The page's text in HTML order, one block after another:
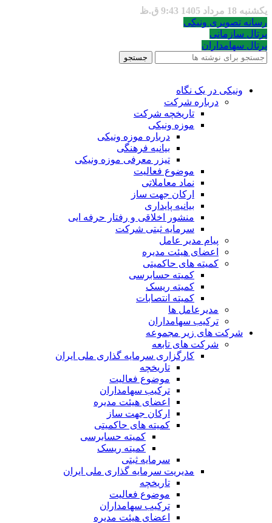
یکشنبه 18 مرداد 1405 9:43 ق.ظ
رسانه تصویری ونیکی
پرتال سازمانی
پرتال سهامداران
جستجو
ونیکی در یک نگاه
درباره شرکت
تاریخچه شرکت
موزه ونیکی
درباره موزه ونیکی
بیانیه فرهنگی
تیزر معرفی موزه ونیکی
موضوع فعالیت
نماد معاملاتی
ارکان جهت ساز
بیانیه پایداری
منشور اخلاقی و رفتار حرفه ایی
سرمایه ثبتی شرکت
پیام مدیر عامل
اعضای هیئت مدیره
کمیته های حاکمیتی
کمیته حسابرسی
کمیته ریسک
کمیته انتصابات
مدیرعامل ها
ترکیب سهامداران
شرکت های زیر مجموعه
شرکت های تابعه
کارگزاری سرمایه گذاری ملی ایران
تاریخچه
موضوع فعالیت
ترکیب سهامداران
اعضای هیئت مدیره
ارکان جهت ساز
کمیته های حاکمیتی
کمیته حسابرسی
کمیته ریسک
سرمایه ثبتی
مدیریت سرمایه گذاری ملی ایران
تاریخچه
موضوع فعالیت
ترکیب سهامداران
اعضای هیئت مدیره